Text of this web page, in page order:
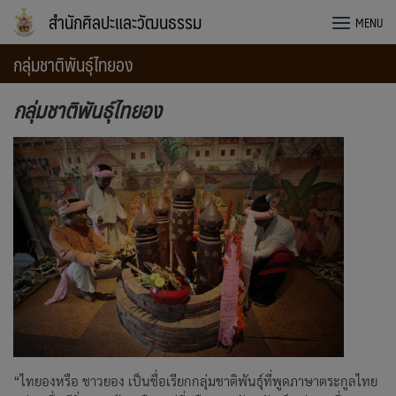
Skip
สำนักศิลปะและวัฒนธรรม MENU
กลุ่มชาติพันธุ์ไทยอง
กลุ่มชาติพันธุ์ไทยอง
“ไทยองหรือ ชาวยอง เป็นชื่อเรียกกลุ่มชาติพันธุ์ที่พูดภาษาตระกูลไทย